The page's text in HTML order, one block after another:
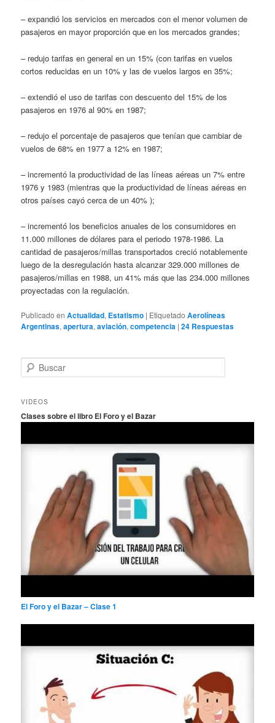
– expandió los servicios en mercados con el menor volumen de
pasajeros en mayor proporción que en los mercados grandes;
– redujo tarifas en general en un 15% (con tarifas en vuelos
cortos reducidas en un 10% y las de vuelos largos en 35%;
– extendió el uso de tarifas con descuento del 15% de los
pasajeros en 1976 al 90% en 1987;
– redujo el porcentaje de pasajeros que tenían que cambiar de
vuelos de 68% en 1977 a 12% en 1987;
– incrementó la productividad de las líneas aéreas un 7% entre
1976 y 1983 (mientras que la productividad de líneas aéreas en
otros países cayó cerca de un 40% );
– incrementó los beneficios anuales de los consumidores en
11.000 millones de dólares para el periodo 1978-1986. La
cantidad de pasajeros/millas transportados creció notablemente
luego de la desregulación hasta alcanzar 329.000 millones de
pasajeros/millas en 1988, un 41% más que las 234.000 millones
proyectadas con la regulación.
Publicado en Actualidad, Estatismo | Etiquetado Aerolíneas
Argentinas,apertura,aviación,competencia |24 Respuestas
u
c
r
VIDEOS
Clases sobre el libro El Foro y el Bazar
El Foro y el Bazar – Clase 1